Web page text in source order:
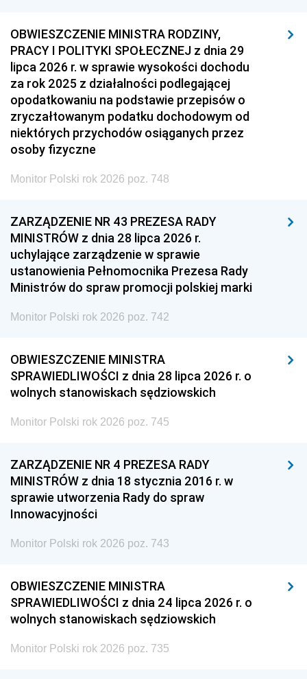
OBWIESZCZENIE MINISTRA RODZINY,
PRACY I POLITYKI SPOŁECZNEJ z dnia 29
lipca 2026 r. w sprawie wysokości dochodu
za rok 2025 z działalności podlegającej
opodatkowaniu na podstawie przepisów o
zryczałtowanym podatku dochodowym od
niektórych przychodów osiąganych przez
osoby fizyczne
Monitor Polski rok 2026 poz. 748
ZARZĄDZENIE NR 43 PREZESA RADY
MINISTRÓW z dnia 28 lipca 2026 r.
uchylające zarządzenie w sprawie
ustanowienia Pełnomocnika Prezesa Rady
Ministrów do spraw promocji polskiej marki
Monitor Polski rok 2026 poz. 742
OBWIESZCZENIE MINISTRA
SPRAWIEDLIWOŚCI z dnia 28 lipca 2026 r. o
wolnych stanowiskach sędziowskich
Monitor Polski rok 2026 poz. 745
ZARZĄDZENIE NR 4 PREZESA RADY
MINISTRÓW z dnia 18 stycznia 2016 r. w
sprawie utworzenia Rady do spraw
Innowacyjności
Monitor Polski rok 2026 poz. 743
OBWIESZCZENIE MINISTRA
SPRAWIEDLIWOŚCI z dnia 24 lipca 2026 r. o
wolnych stanowiskach sędziowskich
Monitor Polski rok 2026 poz. 735